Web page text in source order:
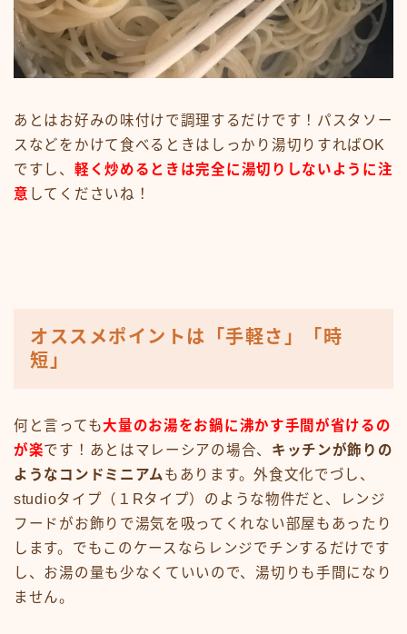
あとはお好みの味付けで調理するだけです！パスタソー
スなどをかけて食べるときはしっかり湯切りすればOK
ですし、 軽く炒めるときは完全に湯切りしないように注
意 してくださいね！
オススメポイントは「手軽さ」「時
短」
何と言っても大量のお湯をお鍋に沸かす手間が省けるの
が楽です！あとはマレーシアの場合、 キッチンが飾りの
ようなコンドミニアムもあります。外食文化でづし、
studioタイプ（１Rタイプ）のような物件だと、レンジ
フードがお飾りで湯気を吸ってくれない部屋もあったり
します。でもこのケースならレンジでチンするだけです
し、お湯の量も少なくていいので、湯切りも手間になり
ません。